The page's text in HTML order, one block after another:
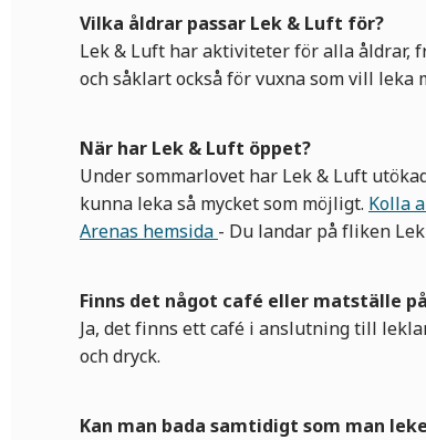
Vilka åldrar passar Lek & Luft för?
Lek & Luft har aktiviteter för alla åldrar,
och såklart också för vuxna som vill leka
När har Lek & Luft öppet?
Under sommarlovet har Lek & Luft
kunna leka så mycket som möjligt. Kolla
Arenas hemsida - Du landar på fliken
Finns det något café eller matställe
Ja, det finns ett café i anslutning till
och dryck.
Kan man bada samtidigt som man